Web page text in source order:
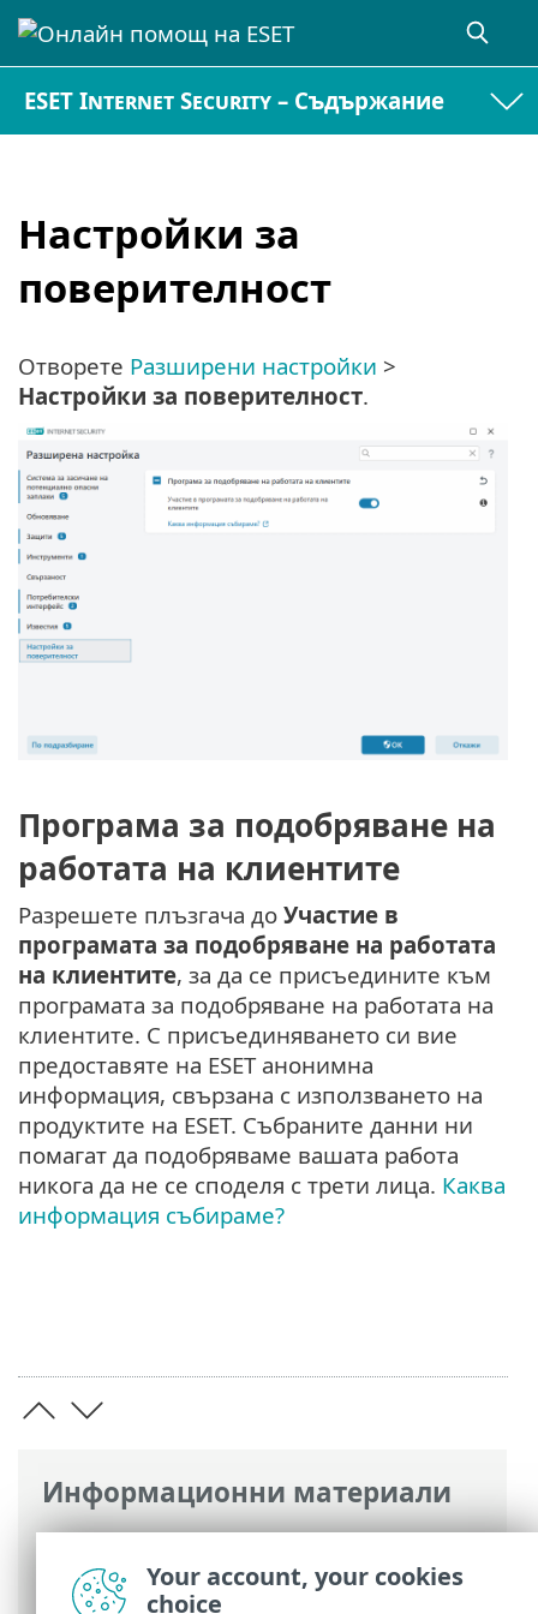
ESET Internet Security – Съдържание
Настройки за
поверителност
Информационни материали
Онлайн помощ на ESET>ESET Internet
Security >Разширена настройка>
Настройки за поверителност
Отворете Разширени настройки >
Настройки за поверителност.
Програма за подобряване на
работата на клиентите
Разрешете плъзгача до Участие в
програмата за подобряване на работата
на клиентите, за да се присъедините към
програмата за подобряване на работата на
клиентите. С присъединяването си вие
предоставяте на ESET анонимна
информация, свързана с използването на
продуктите на ESET. Събраните данни ни
помагат да подобряваме вашата работа
никога да не се споделя с трети лица. Каква
информация събираме?
Your account, your cookies
choice